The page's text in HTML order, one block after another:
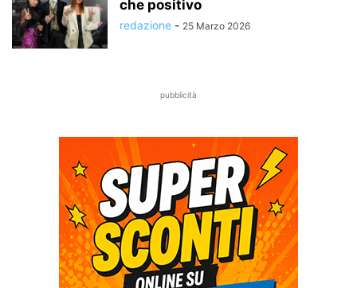
che positivo
redazione - 25 Marzo 2026
pubblicità